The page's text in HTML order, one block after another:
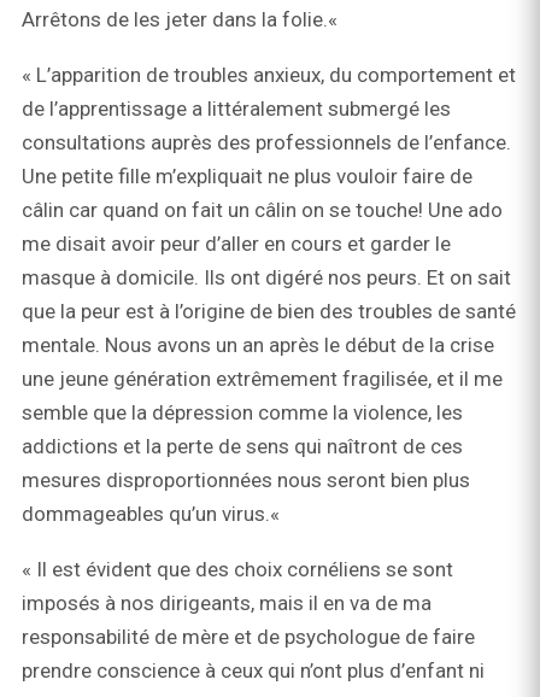
Arrêtons de les jeter dans la folie.«
« L’apparition de troubles anxieux, du comportement et
de l’apprentissage a littéralement submergé les
consultations auprès des professionnels de l’enfance.
Une petite fille m’expliquait ne plus vouloir faire de
câlin car quand on fait un câlin on se touche! Une ado
me disait avoir peur d’aller en cours et garder le
masque à domicile. Ils ont digéré nos peurs. Et on sait
que la peur est à l’origine de bien des troubles de santé
mentale. Nous avons un an après le début de la crise
une jeune génération extrêmement fragilisée, et il me
semble que la dépression comme la violence, les
addictions et la perte de sens qui naîtront de ces
mesures disproportionnées nous seront bien plus
dommageables qu’un virus.«
« Il est évident que des choix cornéliens se sont
imposés à nos dirigeants, mais il en va de ma
responsabilité de mère et de psychologue de faire
prendre conscience à ceux qui n’ont plus d’enfant ni